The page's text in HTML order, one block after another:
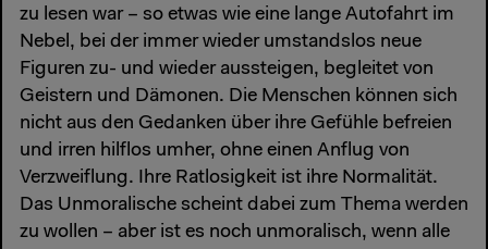
zu lesen war – so etwas wie eine lange Autofahrt im
Nebel, bei der immer wieder umstandslos neue
Figuren zu- und wieder aussteigen, begleitet von
Geistern und Dämonen. Die Menschen können sich
nicht aus den Gedanken über ihre Gefühle befreien
und irren hilflos umher, ohne einen Anflug von
Verzweiflung. Ihre Ratlosigkeit ist ihre Normalität.
Das Unmoralische scheint dabei zum Thema werden
zu wollen – aber ist es noch unmoralisch, wenn alle